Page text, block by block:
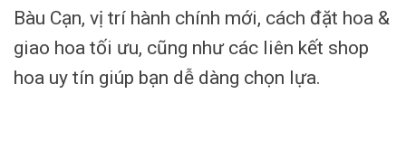
Bàu Cạn, vị trí hành chính mới, cách đặt hoa &
giao hoa tối ưu, cũng như các liên kết shop
hoa uy tín giúp bạn dễ dàng chọn lựa.